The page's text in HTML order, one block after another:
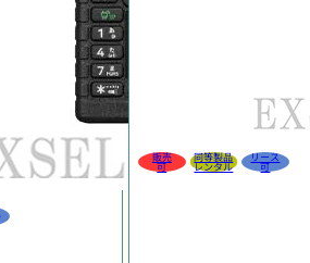
販売
可
同等製品
レンタル
リース
可